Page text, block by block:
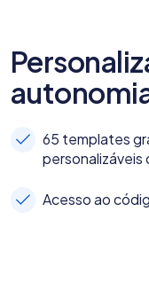
65 templates
personalizáveis
Acesso ao